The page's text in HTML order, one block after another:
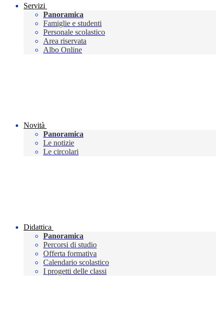
Servizi
Panoramica
Famiglie e studenti
Personale scolastico
Area riservata
Albo Online
Novità
Panoramica
Le notizie
Le circolari
Didattica
Panoramica
Percorsi di studio
Offerta formativa
Calendario scolastico
I progetti delle classi